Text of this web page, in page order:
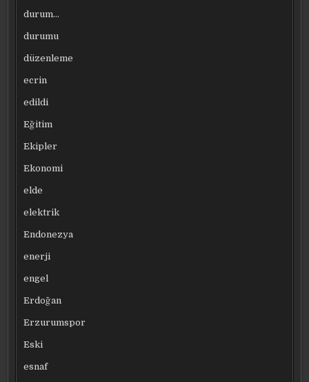
durum…
durumu
düzenleme
ecrin
edildi
Eğitim
Ekipler
Ekonomi
elde
elektrik
Endonezya
enerji
engel
Erdoğan
Erzurumspor
Eski
esnaf